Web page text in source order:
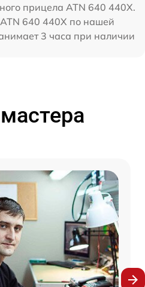
прицела ATN 640 440X.
640 440X по нашей
3 часа при наличии